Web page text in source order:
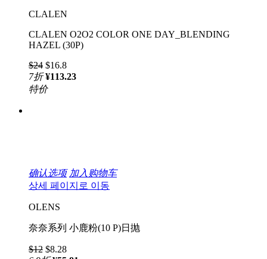
CLALEN
CLALEN O2O2 COLOR ONE DAY_BLENDING
HAZEL (30P)
$24 $16.8
7折 ¥113.23
特价
确认选项 加入购物车
상세 페이지로 이동
OLENS
奈奈系列 小鹿粉(10 P)日抛
$12 $8.28